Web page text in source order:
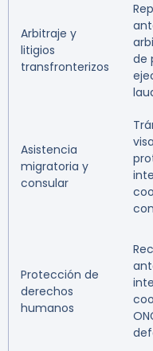
Arbitraje y
litigios
transfronterizos
de
Asistencia
migratoria y
consular
Protección de
derechos
humanos